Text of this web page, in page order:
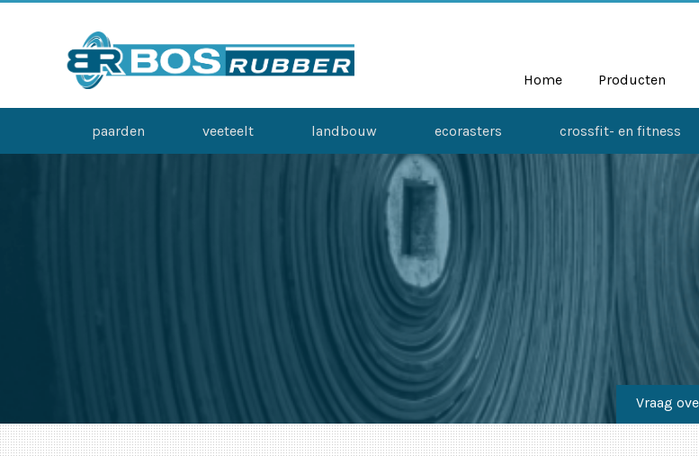
Home Producten
paarden veeteelt landbouw ecorasters crossfit- en fitness
Vraag